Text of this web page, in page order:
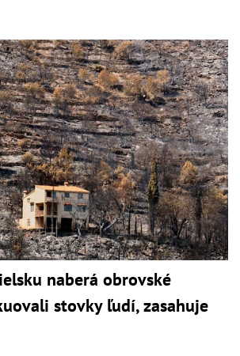
naberá obrovské
stovky ľudí, zasahuje